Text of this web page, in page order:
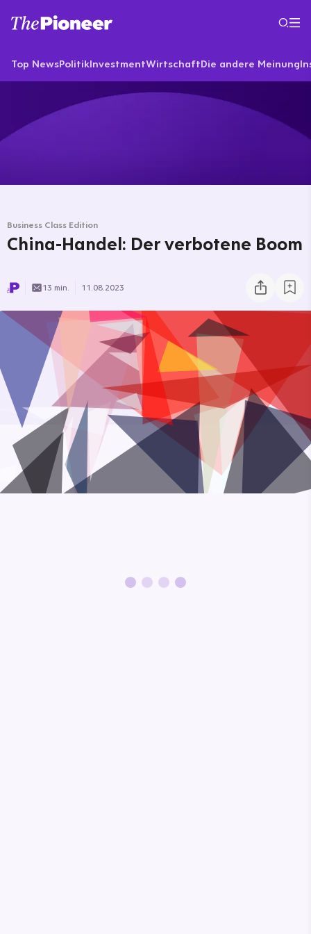
Top NewsPolitikInvestmentWirtschaftDie andere Meinung
Business Class Edition
China-Handel: Der verbotene Boom
13 min. 11.08.2023